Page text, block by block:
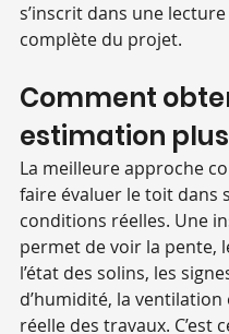
s’inscrit dans une
complète du projet.
Comment
estimation
La meilleure approche
faire évaluer le toit dans
conditions réelles. Une
permet de voir la pente,
l’état des solins, les
d’humidité, la ventilation
réelle des travaux. C’est